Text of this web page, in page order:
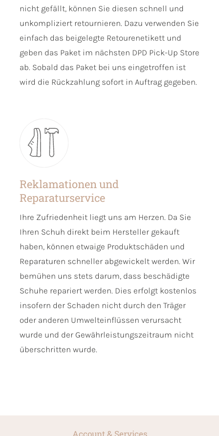
nicht gefällt, können Sie diesen schnell und
unkompliziert retournieren. Dazu verwenden Sie
einfach das beigelegte Retourenetikett und
geben das Paket im nächsten DPD Pick-Up Store
ab. Sobald das Paket bei uns eingetroffen ist
wird die Rückzahlung sofort in Auftrag gegeben.
Reklamationen und
Reparaturservice
Ihre Zufriedenheit liegt uns am Herzen. Da Sie
Ihren Schuh direkt beim Hersteller gekauft
haben, können etwaige Produktschäden und
Reparaturen schneller abgewickelt werden. Wir
bemühen uns stets darum, dass beschädigte
Schuhe repariert werden. Dies erfolgt kostenlos
insofern der Schaden nicht durch den Träger
oder anderen Umwelteinflüssen verursacht
wurde und der Gewährleistungszeitraum nicht
überschritten wurde.
Account & Services